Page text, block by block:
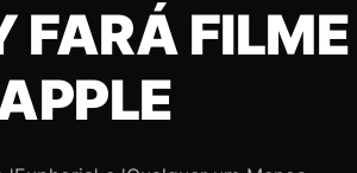
FARÁ FILME